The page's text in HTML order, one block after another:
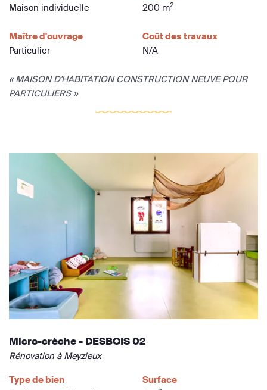
Maison individuelle
200 m2
Maître d'ouvrage
Particulier
Coût des travaux
N/A
« MAISON D'HABITATION CONSTRUCTION NEUVE POUR
PARTICULIERS »
Micro-crèche - DESBOIS 02
Rénovation à Meyzieux
Type de bien
Surface